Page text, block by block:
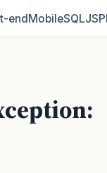
MobileSQLJS